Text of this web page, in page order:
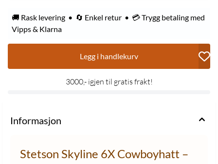
🚚 Rask levering • 🔄 Enkel retur • 💳 Trygg betaling med
Vipps & Klarna
Legg i handlekurv
3000,- igjen til gratis frakt!
Informasjon
Stetson Skyline 6X Cowboyhatt –